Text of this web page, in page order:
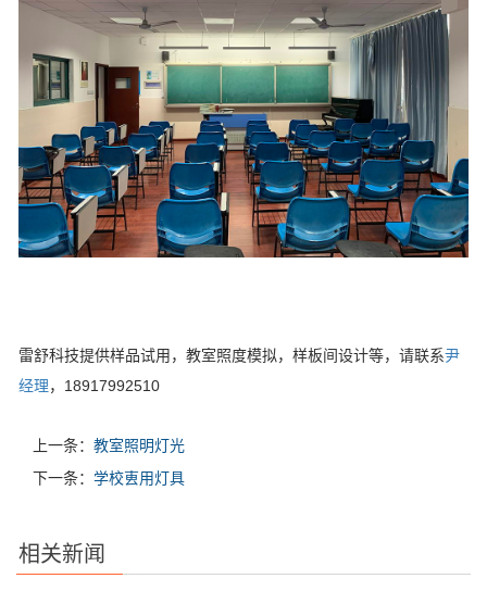
雷舒科技提供样品试用，教室照度模拟，样板间设计等，请联系尹
经理，18917992510
上一条： 教室照明灯光
下一条： 学校叀用灯具
相关新闻